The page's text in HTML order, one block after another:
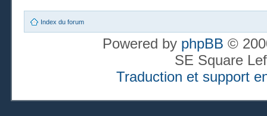
Index du forum
Powered by phpBB ©
SE Square
Traduction et support